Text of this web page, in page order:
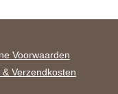
Voorwaarden
& Verzendkosten